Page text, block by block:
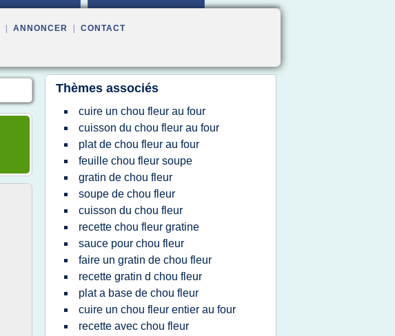
ANNONCER CONTACT
Thèmes associés
cuire un chou fleur au four
cuisson du chou fleur au four
plat de chou fleur au four
feuille chou fleur soupe
gratin de chou fleur
soupe de chou fleur
cuisson du chou fleur
recette chou fleur gratine
sauce pour chou fleur
faire un gratin de chou fleur
recette gratin d chou fleur
plat a base de chou fleur
cuire un chou fleur entier au four
recette avec chou fleur